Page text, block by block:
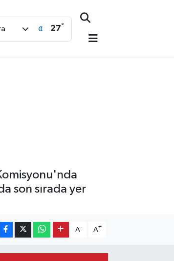
27°
son sırada yer
A- A+